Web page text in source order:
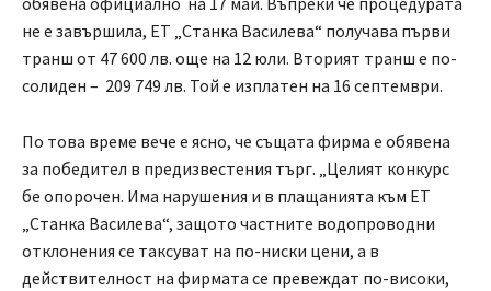
не е завършила, ЕТ „Станка Василева“ получава първи
транш от 47 600 лв. още на 12 юли. Вторият транш е по-
солиден – 209 749 лв. Той е изплатен на 16 септември.
По това време вече е ясно, че същата фирма е обявена
за победител в предизвестения търг. „Целият конкурс
бе опорочен. Има нарушения и в плащанията към ЕТ
„Станка Василева“, защото частните водопроводни
отклонения се таксуват на по-ниски цени, а в
действителност на фирмата се превеждат по-високи,